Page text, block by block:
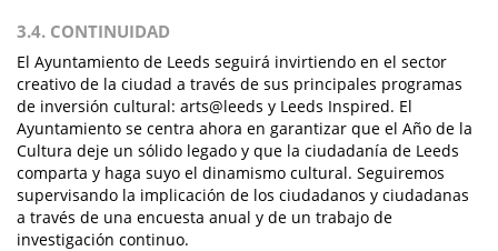
3.4. CONTINUIDAD
El Ayuntamiento de Leeds seguirá invirtiendo en el sector
creativo de la ciudad a través de sus principales programas
de inversión cultural: arts@leeds y Leeds Inspired. El
Ayuntamiento se centra ahora en garantizar que el Año de la
Cultura deje un sólido legado y que la ciudadanía de Leeds
comparta y haga suyo el dinamismo cultural. Seguiremos
supervisando la implicación de los ciudadanos y ciudadanas
a través de una encuesta anual y de un trabajo de
investigación continuo.